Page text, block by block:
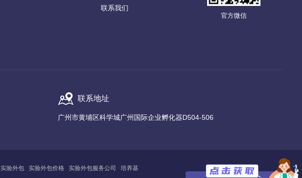
联系我们
官方微信
联系地址
广州市黄埔区科学城广州国际企业孵化器D504-506
实验外包 实验外包价格 实验外包服务公司 培养基